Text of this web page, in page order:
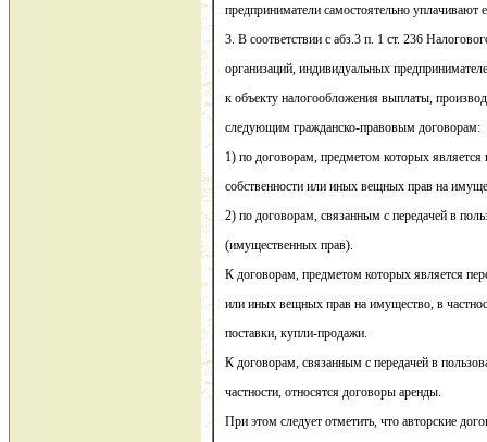
предприниматели самостоятельно уплачивают
3. В соответствии с абз.3 п. 1 ст. 236
организаций, индивидуальных
к объекту налогообложения выплаты,
следующим гражданско-правовым договорам:
1) по договорам, предметом которых является
собственности или иных вещных прав на
2) по договорам, связанным с передачей в
(имущественных прав).
К договорам, предметом которых является
или иных вещных прав на имущество, в
поставки, купли-продажи.
К договорам, связанным с передачей в
частности, относятся договоры аренды.
При этом следует отметить, что авторские